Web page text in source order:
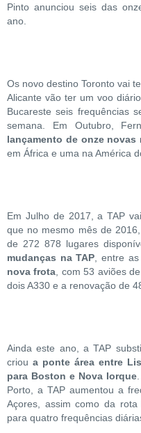
Pinto anunciou seis das
ano.
Os novo destino Toronto vai
Alicante vão ter um voo
Bucareste seis frequências
semana. Em Outubro,
lançamento de onze novas
em África e uma na América
Em Julho de 2017, a TAP
que no mesmo mês de
de 272 878 lugares
mudanças na TAP , entre
nova frota , com 53 aviões
dois A330 e a renovação de
Ainda este ano, a TAP
criou a ponte área entre
para Boston e Nova Iorque
Porto, a TAP aumentou a
Açores, assim como da
para quatro frequências